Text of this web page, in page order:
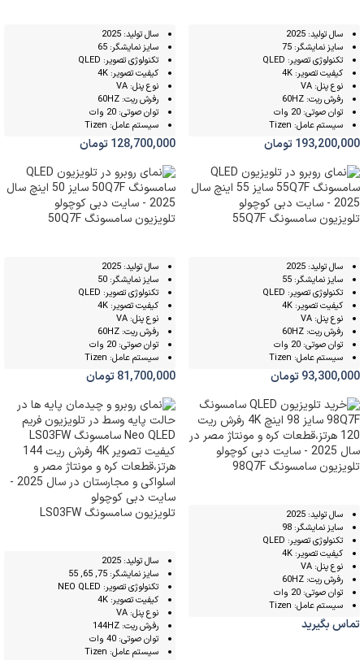
سال تولید: 2025
سایز نمایشگر: 75
تکنولوژی تصویر: QLED
کیفیت تصویر: 4K
نوع پنل: VA
رفرش ریت: 60HZ
توان صوتی: 20 وات
سیستم عامل: Tizen
193,200,000تومان
سال تولید: 2025
سایز نمایشگر: 65
تکنولوژی تصویر: QLED
کیفیت تصویر: 4K
نوع پنل: VA
رفرش ریت: 60HZ
توان صوتی: 20 وات
سیستم عامل: Tizen
128,700,000تومان
تلویزیون سامسونگ 55Q7F
سال تولید: 2025
سایز نمایشگر: 55
تکنولوژی تصویر: QLED
کیفیت تصویر: 4K
نوع پنل: VA
رفرش ریت: 60HZ
توان صوتی: 20 وات
سیستم عامل: Tizen
93,300,000تومان
تلویزیون سامسونگ 50Q7F
سال تولید: 2025
سایز نمایشگر: 50
تکنولوژی تصویر: QLED
کیفیت تصویر: 4K
نوع پنل: VA
رفرش ریت: 60HZ
توان صوتی: 20 وات
سیستم عامل: Tizen
81,700,000تومان
تلویزیون سامسونگ 98Q7F
سال تولید: 2025
سایز نمایشگر: 98
تکنولوژی تصویر: QLED
کیفیت تصویر: 4K
نوع پنل: VA
رفرش ریت: 60HZ
توان صوتی: 20 وات
سیستم عامل: Tizen
تماس بگیرید
تلویزیون سامسونگ LS03FW
سال تولید: 2025
سایز نمایشگر: 75, 65, 55
تکنولوژی تصویر: NEO QLED
کیفیت تصویر: 4K
نوع پنل: VA
رفرش ریت: 144HZ
توان صوتی: 40 وات
سیستم عامل: Tizen